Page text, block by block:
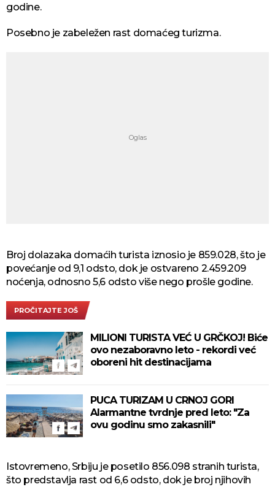
godine.
Posebno je zabeležen rast domaćeg turizma.
Broj dolazaka domaćih turista iznosio je 859.028, što je
povećanje od 9,1 odsto, dok je ostvareno 2.459.209
noćenja, odnosno 5,6 odsto više nego prošle godine.
PROČITAJTE JOŠ
MILIONI TURISTA VEĆ U GRČKOJ! Biće
ovo nezaboravno leto - rekordi već
oboreni hit destinacijama
PUCA TURIZAM U CRNOJ GORI
Alarmantne tvrdnje pred leto: "Za
ovu godinu smo zakasnili"
Istovremeno, Srbiju je posetilo 856.098 stranih turista,
što predstavlja rast od 6,6 odsto, dok je broj njihovih